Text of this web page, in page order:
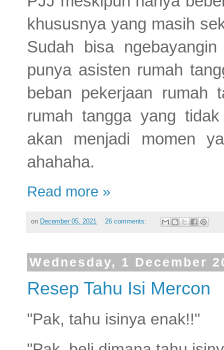
khususnya yang masih
Sudah bisa
punya asisten rumah
beban pekerjaan rumah
rumah tangga yang
akan menjadi momen
ahahaha.
Read more »
on December 05, 2021 26 comments:
Wednesday, 1 December
Resep Tahu Isi Mercon
"Pak, tahu isinya enak!!"